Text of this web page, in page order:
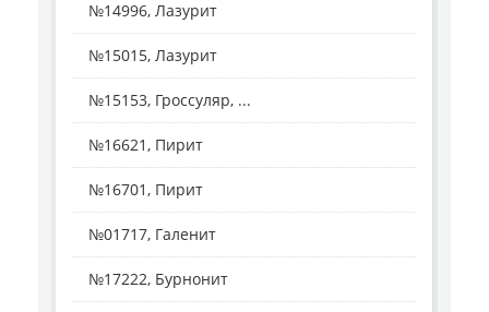
№14996, Лазурит
№15015, Лазурит
№15153, Гроссуляр, ...
№16621, Пирит
№16701, Пирит
№01717, Галенит
№17222, Бурнонит